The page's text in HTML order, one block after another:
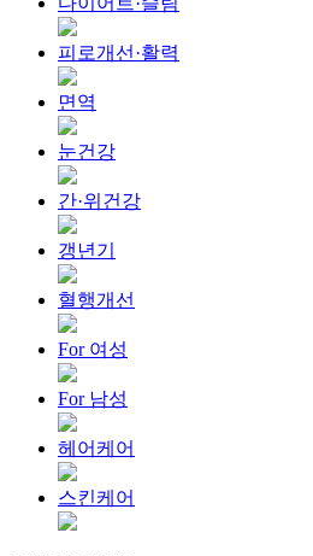
피로개선·활력
면역
눈건강
간·위건강
갱년기
혈행개선
For 여성
For 남성
헤어케어
스킨케어